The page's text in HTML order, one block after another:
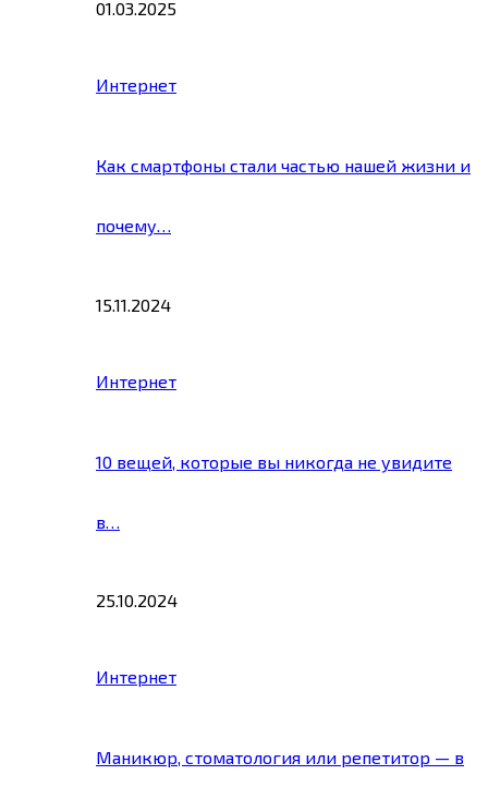
01.03.2025
Интернет
Как смартфоны стали частью нашей жизни и
почему…
15.11.2024
Интернет
10 вещей, которые вы никогда не увидите
в…
25.10.2024
Интернет
Маникюр, стоматология или репетитор — в